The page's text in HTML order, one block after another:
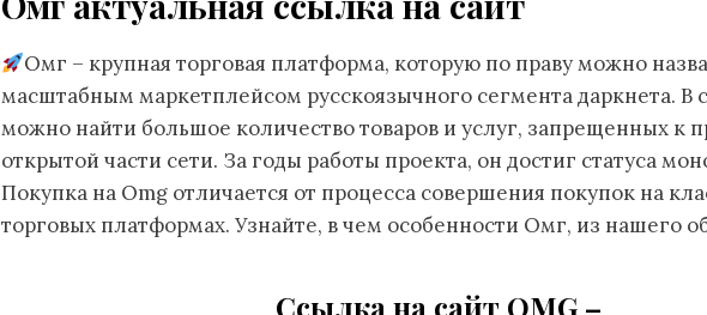
Омг – крупная торговая платформа, которую по праву можно
масштабным маркетплейсом русскоязычного сегмента даркнета. В
можно найти большое количество товаров и услуг, запрещенных к
открытой части сети. За годы работы проекта, он достиг статуса
Покупка на Omg отличается от процесса совершения покупок на
торговых платформах. Узнайте, в чем особенности Омг, из нашего
Ссылка на сайт OMG –